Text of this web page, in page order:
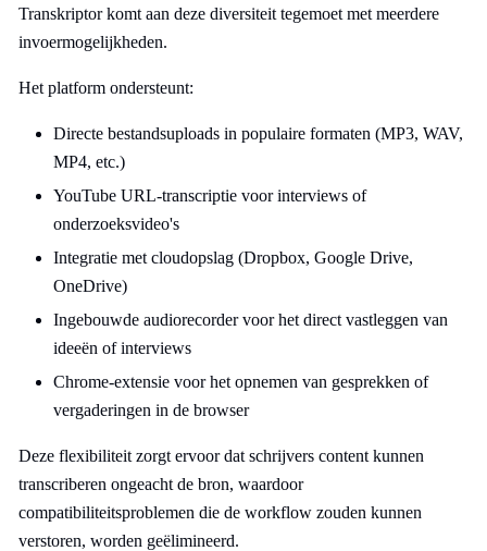
Transkriptor komt aan deze diversiteit tegemoet met meerdere
invoermogelijkheden.
Het platform ondersteunt:
Directe bestandsuploads in populaire formaten (MP3, WAV,
MP4, etc.)
YouTube URL-transcriptie voor interviews of
onderzoeksvideo's
Integratie met cloudopslag (Dropbox, Google Drive,
OneDrive)
Ingebouwde audiorecorder voor het direct vastleggen van
ideeën of interviews
Chrome-extensie voor het opnemen van gesprekken of
vergaderingen in de browser
Deze flexibiliteit zorgt ervoor dat schrijvers content kunnen
transcriberen ongeacht de bron, waardoor
compatibiliteitsproblemen die de workflow zouden kunnen
verstoren, worden geëlimineerd.